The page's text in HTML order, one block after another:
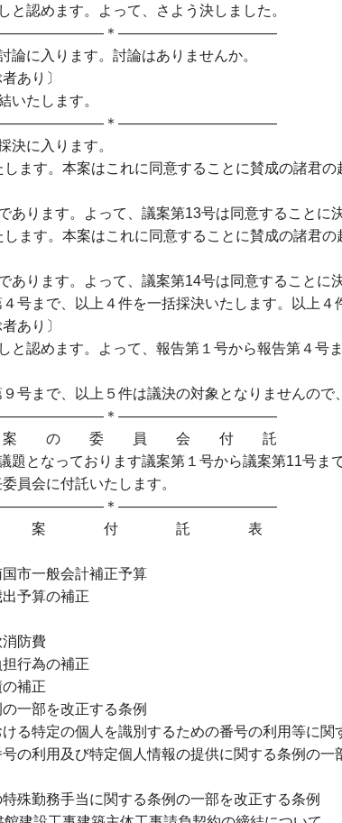
認めます。よって、さよう決しました。
＊―――――――――――
に入ります。討論はありませんか。
り〕
たします。
＊―――――――――――
に入ります。
ます。本案はこれに同意することに賛成の諸君の
ります。よって、議案第13号は同意することに決
ます。本案はこれに同意することに賛成の諸君の
ります。よって、議案第14号は同意することに決
号まで、以上４件を一括採決いたします。以上４
り〕
認めます。よって、報告第１号から報告第４号
号まで、以上５件は議決の対象となりませんので
＊―――――――――――
員 会 付 託
となっております議案第１号から議案第11号ま
員会に付託いたします。
＊―――――――――――
託 表
一般会計補正予算
の補正
費
の補正
正
部を改正する条例
特定の個人を識別するための番号の利用等に関
特定個人情報の提供に関する条例の一部
勤務手当に関する条例の一部を改正する条例